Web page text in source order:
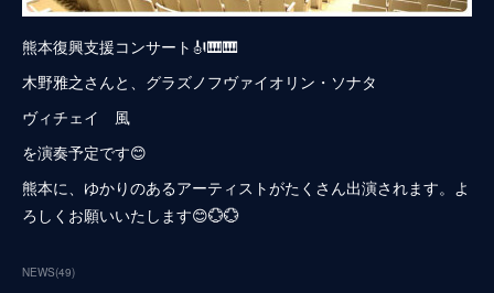
熊本復興支援コンサート🎻🎹🎹
木野雅之さんと、グラズノフヴァイオリン・ソナタ
ヴィチェイ 風
を演奏予定です😊
熊本に、ゆかりのあるアーティストがたくさん出演されます。よ
ろしくお願いいたします😊💮💮
NEWS(49)